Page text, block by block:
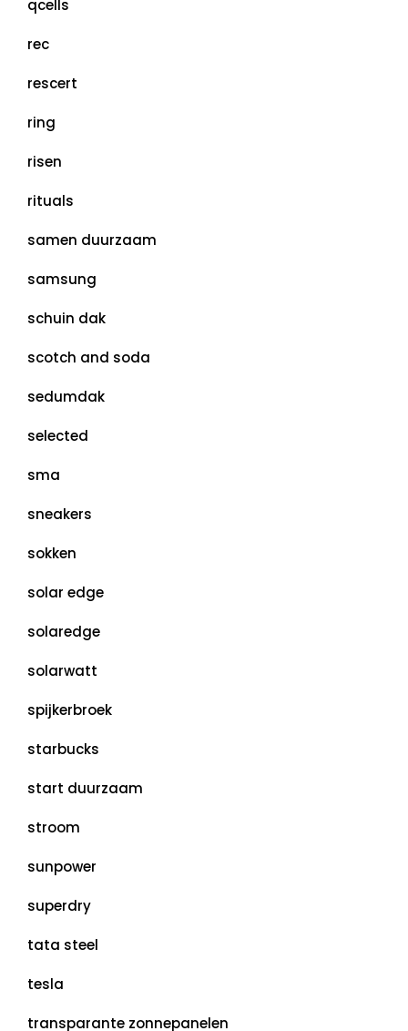
qcells
rec
rescert
ring
risen
rituals
samen duurzaam
samsung
schuin dak
scotch and soda
sedumdak
selected
sma
sneakers
sokken
solar edge
solaredge
solarwatt
spijkerbroek
starbucks
start duurzaam
stroom
sunpower
superdry
tata steel
tesla
transparante zonnepanelen